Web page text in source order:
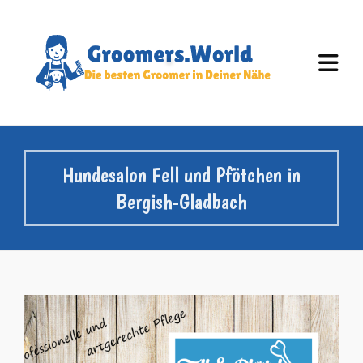
Hundesalon Fell und Pfötchen in
Bergish-Gladbach